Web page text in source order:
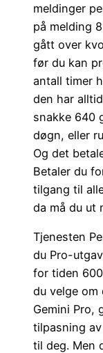
meldinger
på melding
gått over
før du kan
antall timer
den har
snakke 640
døgn, eller
Og det
Betaler du
tilgang til
da må du ut
Tjenesten
du Pro-
for tiden
du velge
Gemini Pro,
tilpasning
til deg. Men